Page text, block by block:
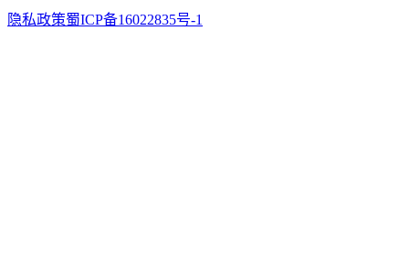
隐私政策蜀ICP备16022835号-1